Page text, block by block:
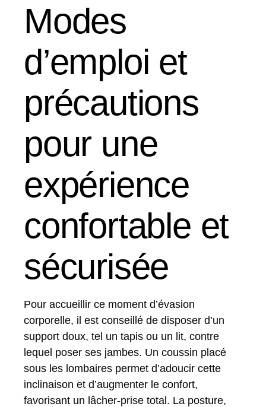
Modes
d’emploi et
précautions
pour une
expérience
confortable et
sécurisée
Pour accueillir ce moment d’évasion
corporelle, il est conseillé de disposer d’un
support doux, tel un tapis ou un lit, contre
lequel poser ses jambes. Un coussin placé
sous les lombaires permet d’adoucir cette
inclinaison et d’augmenter le confort,
favorisant un lâcher-prise total. La posture,